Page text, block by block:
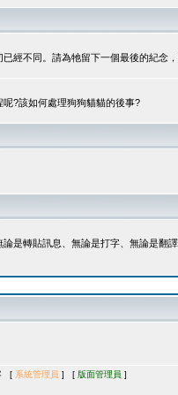
經不同。請為牠留下一個最後的紀念
?該如何處理狗狗貓貓的後事?
是轉貼訊息、無論是打字、無論是翻
[ 系統管理員 ] [ 版面管理員 ]